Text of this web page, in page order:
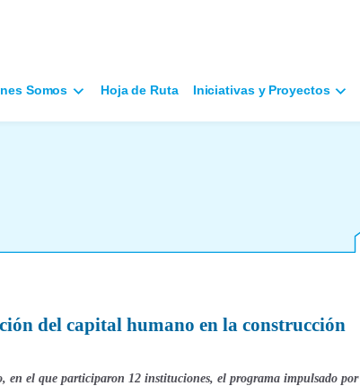
Somos Hoja de Ruta Iniciativas y Proyectos
del capital humano en la construcción
en el que participaron 12 instituciones, el programa impulsado por